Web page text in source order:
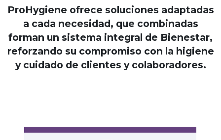
ProHygiene ofrece soluciones adaptadas
a cada necesidad, que combinadas
forman un sistema integral de Bienestar,
reforzando su compromiso con la higiene
y cuidado de clientes y colaboradores.